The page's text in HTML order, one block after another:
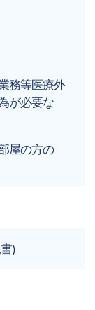
務等医療外
が必要な
屋の方の
)